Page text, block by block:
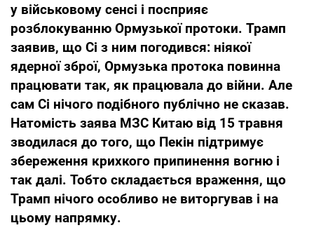
у військовому сенсі і посприяє
розблокуванню Ормузької протоки. Трамп
заявив, що Сі з ним погодився: ніякої
ядерної зброї, Ормузька протока повинна
працювати так, як працювала до війни. Але
сам Сі нічого подібного публічно не сказав.
Натомість заява МЗС Китаю від 15 травня
зводилася до того, що Пекін підтримує
збереження крихкого припинення вогню і
так далі. Тобто складається враження, що
Трамп нічого особливо не виторгував і на
цьому напрямку.